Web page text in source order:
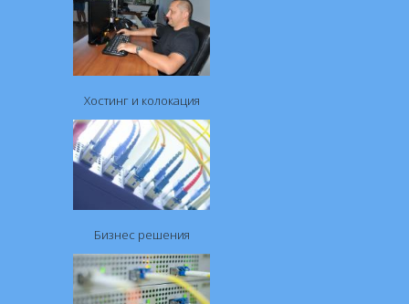
Хостинг и колокация
Бизнес решения